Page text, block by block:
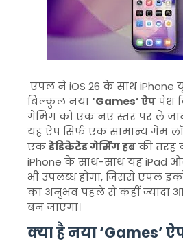
एपल ने iOS 26 के साथ iPhone
बिल्कुल नया‘Games’ ऐपपेश
गेमिंग को एक नए स्तर पर ले
यह ऐप सिर्फ एक सामान्य गेम
एकडेडिकेटेड गेमिंग हबकी तरह
iPhone के साथ-साथ यह iPad
भी उपलब्ध होगा, जिससे एपल
का अनुभव पहले से कहीं ज्यादा
बन जाएगा।
क्या है नया ‘Games’